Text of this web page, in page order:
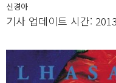
신경아
기사 업데이트 시간: